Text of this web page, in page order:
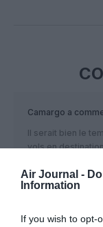
Air Journal -
Information
If you wish to opt-
Camargo a
Il serait bien le
vols en
proposez avec
Cotonou, il y a
et l’appui pour le